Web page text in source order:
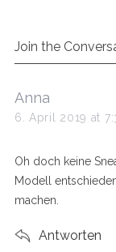
Join the
s
a
s
:
Anna
6. April 2019 at
Oh doch keine
Modell
machen.
Antworten